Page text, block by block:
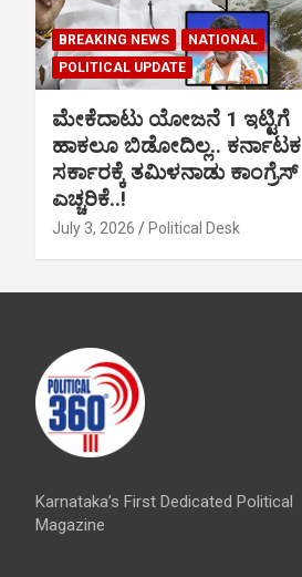
BREAKING NEWS
NATIONAL
POLITICAL UPDATE
ಮೇಕೆದಾಟು ಯೋಜನೆ 1 ಇಟ್ಟಿಗೆ
ಹಾಕಲೂ ಬಿಡೋದಿಲ್ಲ.. ಕರ್ನಾಟಕ
ಸರ್ಕಾರಕ್ಕೆ ತಮಿಳನಾಡು ಕಾಂಗ್ರೆಸ್
ಎಚ್ಚರಿಕೆ..!
July 3, 2026 Political Desk
Karnataka’s First Dedicated Political
Magazine